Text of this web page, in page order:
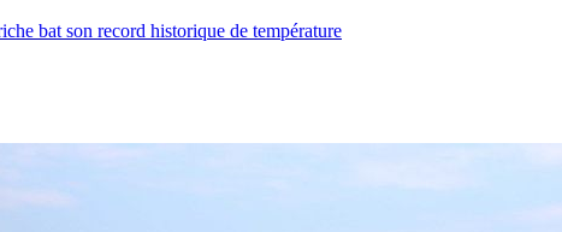
bat son record historique de température